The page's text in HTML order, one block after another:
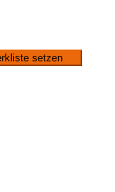
setzen